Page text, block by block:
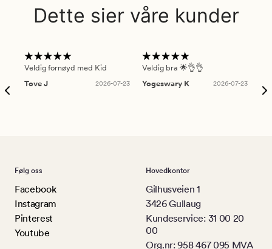
Dette sier våre kunder
Veldig fornøyd med Kid
Tove J
2026-07-23
Veldig bra 🌟👌👌
Yogeswary K
2026-07-23
Følg oss
Facebook
Instagram
Pinterest
Youtube
Hovedkontor
Gilhusveien 1
3426 Gullaug
Kundeservice: 31 00 20
00
Org.nr: 958 467 095 MVA